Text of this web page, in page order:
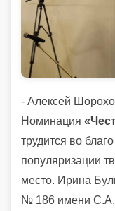
- Алексей
Номинация
трудится во
популяризации
место. Ирина
№ 186 имени С.А.